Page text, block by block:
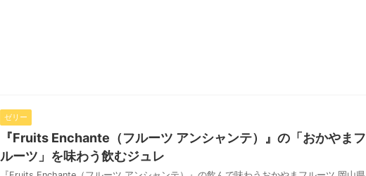
ゼリー
『Fruits Enchante（フルーツ アンシャンテ）』の「おかやまフ
ルーツ」を味わう飲むジュレ